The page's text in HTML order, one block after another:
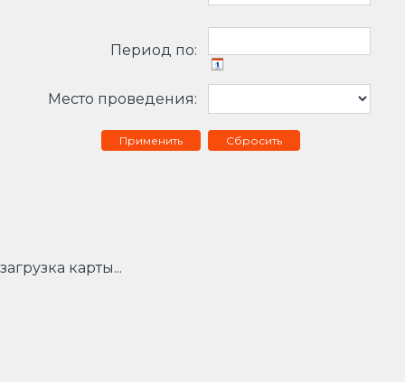
Период по:
Место проведения:
Сбросить
загрузка карты...